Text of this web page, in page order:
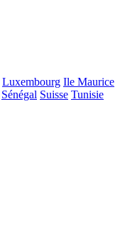
Luxembourg Ile Maurice
Sénégal Suisse Tunisie